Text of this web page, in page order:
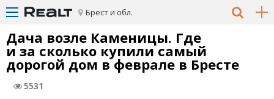
Брест и обл.
Дача возле Каменицы. Где
и за сколько купили самый
дорогой дом в феврале в Бресте
5531